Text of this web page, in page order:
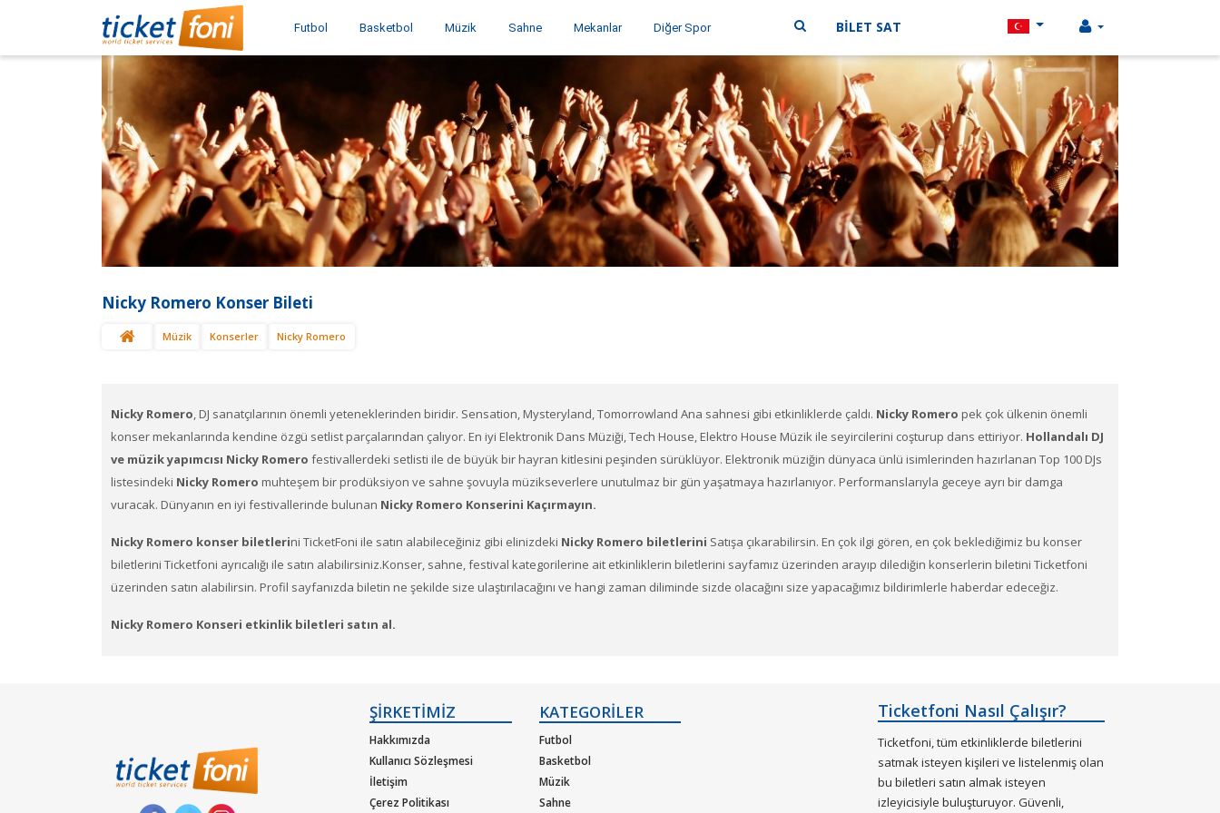
Futbol Basketbol Müzik Sahne Mekanlar Diğer Spor BİLET SAT
Nicky Romero Konser Bileti
Müzik Konserler Nicky Romero
Nicky Romero, DJ sanatçılarının önemli yeteneklerinden biridir. Sensation, Mysteryland, Tomorrowland Ana sahnesi gibi etkinliklerde çaldı. Nicky Romero​​ pek çok ülkenin önemli
konser mekanlarında kendine özgü setlist parçalarından çalıyor. En iyi Elektronik Dans Müziği, Tech House, Elektro House Müzik ile seyircilerini coşturup dans ettiriyor. Hollandalı DJ
ve müzik yapımcısı Nicky Romero festivallerdeki setlisti ile de büyük bir hayran kitlesini peşinden sürüklüyor. Elektronik müziğin dünyaca ünlü isimlerinden hazırlanan Top 100 DJs
listesindeki Nicky Romero​ muhteşem bir prodüksiyon ve sahne şovuyla müzikseverlere unutulmaz bir gün yaşatmaya hazırlanıyor. Performanslarıyla geceye ayrı bir damga
vuracak. Dünyanın en iyi festivallerinde bulunan Nicky Romero Konserini Kaçırmayın.
Nicky Romero konser biletlerini TicketFoni ile satın alabileceğiniz gibi elinizdeki Nicky Romero biletlerini Satışa çıkarabilirsin. En çok ilgi gören, en çok beklediğimiz bu konser
biletlerini Ticketfoni ayrıcalığı ile satın alabilirsiniz.Konser, sahne, festival kategorilerine ait etkinliklerin biletlerini sayfamız üzerinden arayıp dilediğin konserlerin biletini Ticketfoni
üzerinden satın alabilirsin. Profil sayfanızda biletin ne şekilde size ulaştırılacağını ve hangi zaman diliminde sizde olacağını size yapacağımız bildirimlerle haberdar edeceğiz.
Nicky Romero Konseri etkinlik biletleri satın al.
konser bileti satın almak için
Ticketfoniye üye olunuz.
Bilet seçiminizi yapınız. (Katılmak istediğiniz etkinlik ya da etkinliklere ait siteye optimize edilmiş oturma planları ve kategori sayesinde bilet seçiminizi yapınız.)
ŞİRKETİMİZ
Hakkımızda
Kullanıcı Sözleşmesi
İletişim
Çerez Politikası
KATEGORİLER
Futbol
Basketbol
Müzik
Sahne
Ticketfoni Nasıl Çalışır?
Ticketfoni, tüm etkinliklerde biletlerini
satmak isteyen kişileri ve listelenmiş olan
bu biletleri satın almak isteyen
izleyicisiyle buluşturuyor. Güvenli,